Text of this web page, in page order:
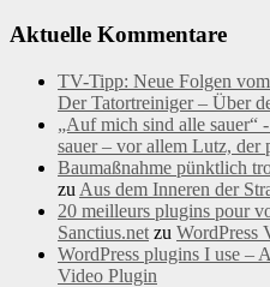
Aktuelle Kommentare
TV-Tipp: Neue Folgen
Der Tatortreiniger – Über
„Auf mich sind alle sauer“
sauer – vor allem Lutz, der
Baumaßnahme pünktlich
zu Aus dem Inneren der
20 meilleurs plugins pour
Sanctius.net zu WordPress
WordPress plugins I use –
Video Plugin